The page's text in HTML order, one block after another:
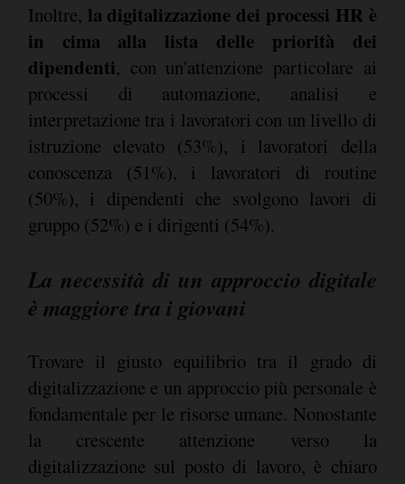
Inoltre, la digitalizzazione dei processi HR è
in cima alla lista delle priorità dei
dipendenti, con un'attenzione particolare ai
processi di automazione, analisi e
interpretazione tra i lavoratori con un livello di
istruzione elevato (53%), i lavoratori della
conoscenza (51%), i lavoratori di routine
(50%), i dipendenti che svolgono lavori di
gruppo (52%) e i dirigenti (54%).
La necessità di un approccio digitale
è maggiore tra i giovani
Trovare il giusto equilibrio tra il grado di
digitalizzazione e un approccio più personale è
fondamentale per le risorse umane. Nonostante
la crescente attenzione verso la
digitalizzazione sul posto di lavoro, è chiaro